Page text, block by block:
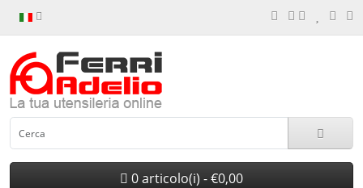
0 articolo(i) - €0,00